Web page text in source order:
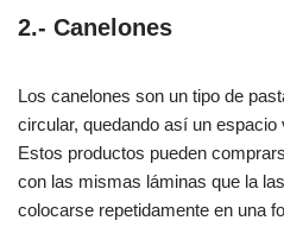
2.- Canelones
Los canelones son un tipo de
circular, quedando así un
Estos productos pueden
con las mismas láminas que la
colocarse repetidamente en una